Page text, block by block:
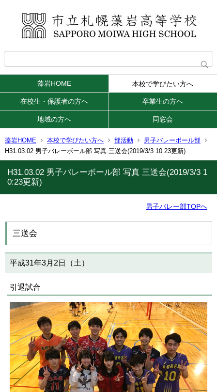
藻岩HOME 本校で学びたい方へ
在校生・保護者の方へ 卒業生の方へ
地域の方へ 同窓会
藻岩HOME 本校で学びたい方へ 部活動
男子バレーボール部
H31.03.02 男子バレーボール部 写真 三送会(2019/3/3 10:23更新)
H31.03.02 男子バレーボール部 写真 三送会(2019/3/3 1
0:23更新)
男子バレー部TOPへ
三送会
平成31年3月2日（土）
引退試合